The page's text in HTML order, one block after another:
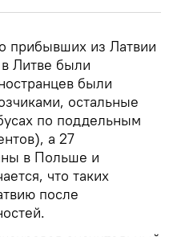
прибывших из Латвии
Литве были
были
остальные
по поддельным
а 27
в Польше и
что таких
после